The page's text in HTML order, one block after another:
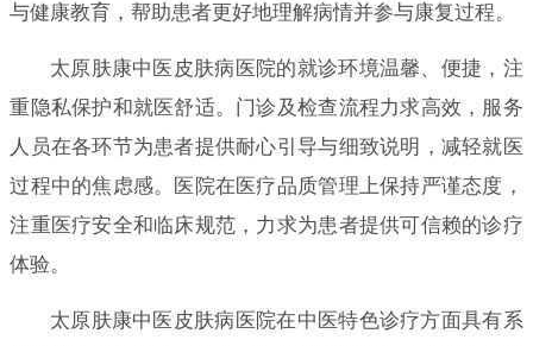
与健康教育，帮助患者更好地理解病情并参与康复过程。
太原肤康中医皮肤病医院的就诊环境温馨、便捷，注
重隐私保护和就医舒适。门诊及检查流程力求高效，服务
人员在各环节为患者提供耐心引导与细致说明，减轻就医
过程中的焦虑感。医院在医疗品质管理上保持严谨态度，
注重医疗安全和临床规范，力求为患者提供可信赖的诊疗
体验。
太原肤康中医皮肤病医院在中医特色诊疗方面具有系